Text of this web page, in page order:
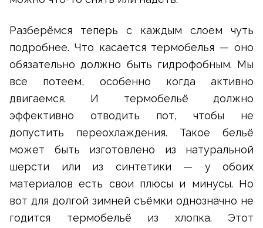
Разберёмся теперь с каждым слоем чуть
подробнее. Что касается термобелья — оно
обязательно должно быть гидрофобным. Мы
все потеем, особенно когда активно
двигаемся. И термобельё должно
эффективно отводить пот, чтобы не
допустить переохлаждения. Такое бельё
может быть изготовлено из натуральной
шерсти или из синтетики — у обоих
материалов есть свои плюсы и минусы. Но
вот для долгой зимней съёмки однозначно не
годится термобельё из хлопка. Этот